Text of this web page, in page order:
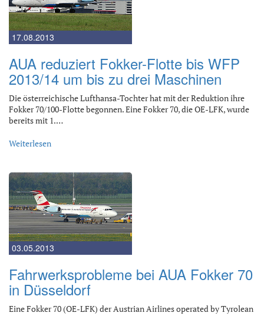
17.08.2013
AUA reduziert Fokker-Flotte bis WFP
2013/14 um bis zu drei Maschinen
Die österreichische Lufthansa-Tochter hat mit der Reduktion ihre
Fokker 70/100-Flotte begonnen. Eine Fokker 70, die OE-LFK, wurde
bereits mit 1.…
Weiterlesen
03.05.2013
Fahrwerksprobleme bei AUA Fokker 70
in Düsseldorf
Eine Fokker 70 (OE-LFK) der Austrian Airlines operated by Tyrolean